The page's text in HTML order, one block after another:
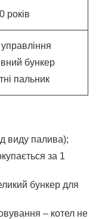
років
бункер
пальник
виду палива);
за 1
бункер для
– котел не